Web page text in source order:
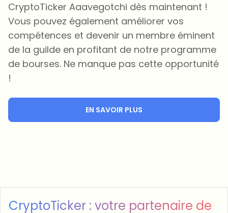
CryptoTicker Aaavegotchi dès maintenant !
Vous pouvez également améliorer vos
compétences et devenir un membre éminent
de la guilde en profitant de notre programme
de bourses. Ne manque pas cette opportunité
!
EN SAVOIR PLUS
CryptoTicker : votre partenaire de